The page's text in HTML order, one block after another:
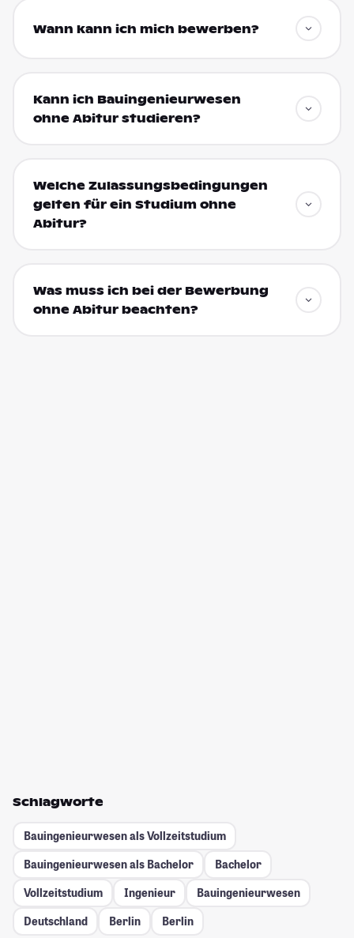
Wann kann ich mich bewerben?
Kann ich Bauingenieurwesen
ohne Abitur studieren?
Welche Zulassungsbedingungen
gelten für ein Studium ohne
Abitur?
Was muss ich bei der Bewerbung
ohne Abitur beachten?
Schlagworte
Bauingenieurwesen als Vollzeitstudium
Bauingenieurwesen als Bachelor
Bachelor
Vollzeitstudium
Ingenieur
Bauingenieurwesen
Deutschland
Berlin Berlin